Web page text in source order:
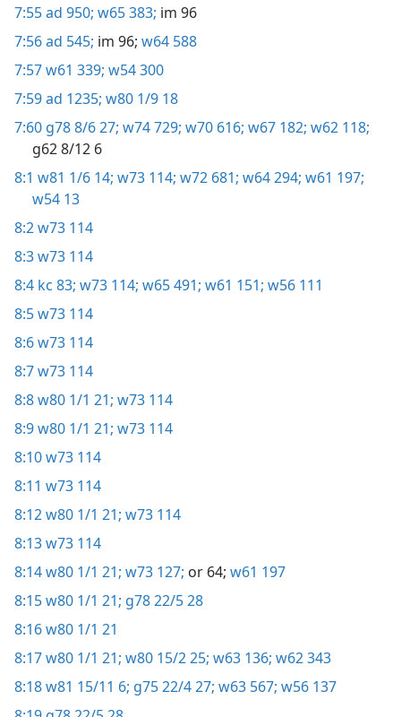
7:55ad 950; w65 383; im 96
7:56ad 545; im 96; w64 588
7:57w61 339; w54 300
7:59ad 1235; w80 1/9 18
7:60 g78 8/6 27; w74 729; w70 616; w67 182; w62 118;
g62 8/12 6
8:1 w81 1/6 14; w73 114; w72 681; w64 294; w61 197;
w54 13
8:2w73 114
8:3w73 114
8:4 kc 83; w73 114; w65 491; w61 151; w56 111
8:5w73 114
8:6w73 114
8:7w73 114
8:8w80 1/1 21; w73 114
8:9w80 1/1 21; w73 114
8:10w73 114
8:11 w73 114
8:12w80 1/1 21; w73 114
8:13w73 114
8:14w80 1/1 21; w73 127; or 64; w61 197
8:15w80 1/1 21; g78 22/5 28
8:16w80 1/1 21
8:17w80 1/1 21; w80 15/2 25; w63 136; w62 343
8:18w81 15/11 6; g75 22/4 27; w63 567; w56 137